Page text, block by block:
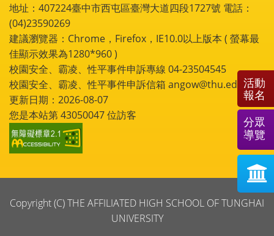
地址：407224臺中市西屯區臺灣大道四段1727號 電話：
(04)23590269
建議瀏覽器：Chrome，Firefox，IE10.0以上版本 ( 螢幕最
佳顯示效果為1280*960 )
校園安全、霸凌、性平事件申訴專線 04-23504545
校園安全、霸凌、性平事件申訴信箱 angow@thu.edu.tw
更新日期：2026-08-07
您是本站第43050047位訪客
Copyright (C) THE AFFILIATED HIGH SCHOOL OF TUNGHAI
UNIVERSITY
活動
報名
分眾
導覽